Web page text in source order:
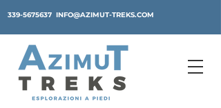
339-5675637 INFO@AZIMUT-TREKS.COM